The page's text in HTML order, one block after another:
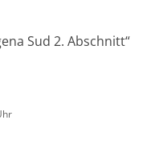
Sud 2. Abschnitt“